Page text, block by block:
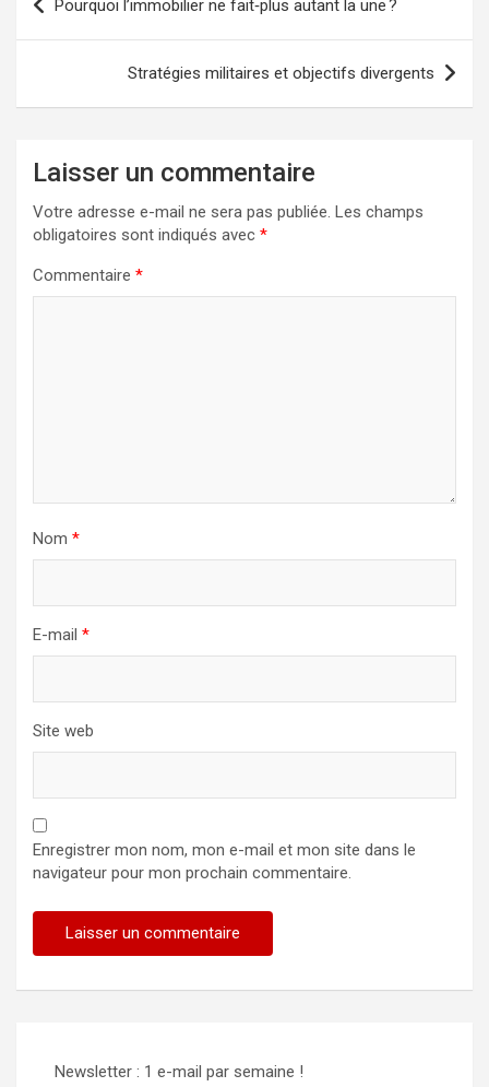
de
Pourquoi l’immobilier ne fait‑plus autant la une ?
Stratégies militaires et objectifs divergents
Laisser un commentaire
Votre adresse e-mail ne sera pas publiée. Les champs
obligatoires sont indiqués avec *
Commentaire *
Nom *
E-mail *
Site web
Enregistrer mon nom, mon e-mail et mon site dans le
navigateur pour mon prochain commentaire.
Newsletter : 1 e-mail par semaine !